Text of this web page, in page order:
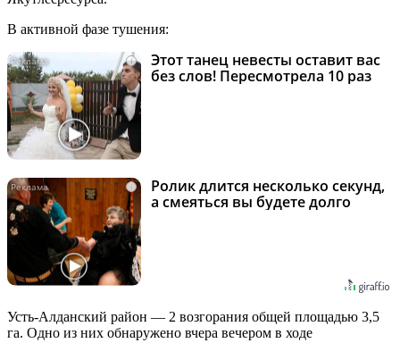
В активной фазе тушения:
i
Этот танец невесты оставит вас
без слов! Пересмотрела 10 раз
i
Ролик длится несколько секунд,
а смеяться вы будете долго
Усть-Алданский район — 2 возгорания общей площадью 3,5
га. Одно из них обнаружено вчера вечером в ходе